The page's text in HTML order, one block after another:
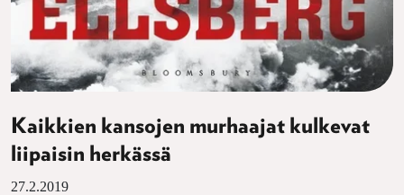
Kaikkien kansojen murhaajat kulkevat
liipaisin herkässä
27.2.2019